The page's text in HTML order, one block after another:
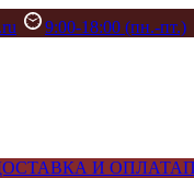
9:00-18:00 (пн.-пт.)
И ОПЛАТА